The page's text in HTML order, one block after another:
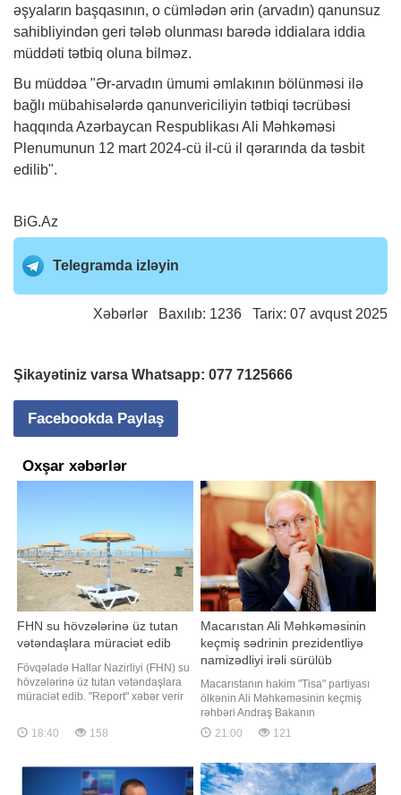
əşyaların başqasının, o cümlədən ərin (arvadın) qanunsuz
sahibliyindən geri tələb olunması barədə iddialara iddia
müddəti tətbiq oluna bilməz.
Bu müddəa "Ər-arvadın ümumi əmlakının bölünməsi ilə
bağlı mübahisələrdə qanunvericiliyin tətbiqi təcrübəsi
haqqında Azərbaycan Respublikası Ali Məhkəməsi
Plenumunun 12 mart 2024-cü il-cü il qərarında da təsbit
edilib".
BiG.Az
Telegramda izləyin
Xəbərlər Baxılıb: 1236 Tarix: 07 avqust 2025
Şikayətiniz varsa Whatsapp: 077 7125666
Facebookda Paylaş
Oxşar xəbərlər
FHN su hövzələrinə üz tutan
vətəndaşlara müraciət edib
Fövqəladə Hallar Nazirliyi (FHN) su
hövzələrinə üz tutan vətəndaşlara
müraciət edib. "Report" xəbər verir
təhlükəsizlik qaydalarına əməl
etməyin vacibliyi xatırladılıb.
cümlədən Bakıda və Abşeron
yarımadasında qızmar isti hav
18:40 158
Macarıstan Ali Məhkəməsinin
keçmiş sədrinin prezidentliyə
namizədliyi irəli sürülüb
Macarıstanın hakim "Tisa" partiyası
ölkənin Ali Məhkəməsinin keçmiş
rəhbəri Andraş Bakanın
prezidentliyə namizədliyini irəli
sürüb. "Report" "Reuters"ə istinadən
parlament fraksiyası bildirib.
Bakanın avqustun 11-i bu vəzifəyə
21:00 121